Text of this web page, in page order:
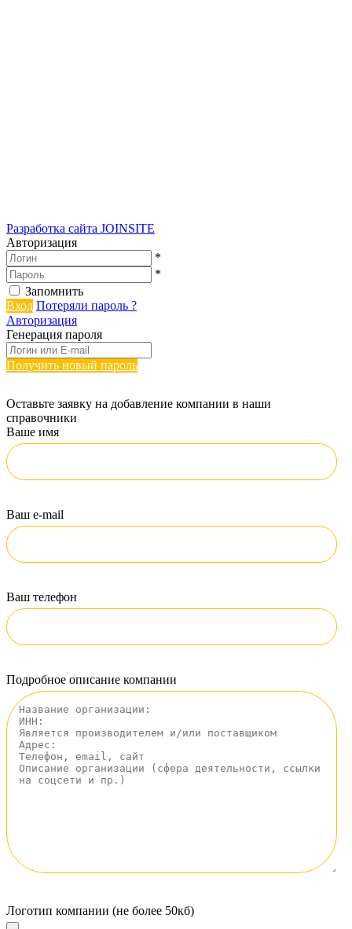
Разработка сайта JOINSITE
Авторизация
*
*
Запомнить
Вход Потеряли пароль ?
Авторизация
Генерация пароля
Получить новый пароль
Оставьте заявку на добавление компании в наши
справочники
Ваше имя
Ваш e-mail
Ваш телефон
Подробное описание компании
Логотип компании (не более 50кб)